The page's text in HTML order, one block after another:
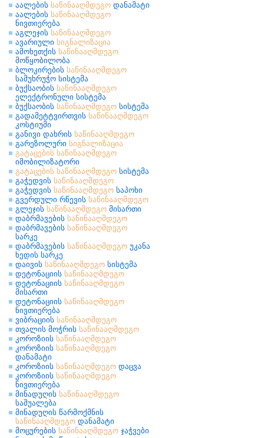
აალების საწინააღმდეგო დანამატი
აალების საწინააღმდეგო
ნივთიერება
აგლეჯის საწინააღმდეგო
ავარიული სიგნალიზაცია
ამოხეთქის საწინააღმდეგო
მოწყობილობა
ბლოკირების საწინააღმდეგო
სამუხრუჭო სისტემა
ბუქსაობის საწინააღმდეგო
ელექტრონული სისტემა
ბუქსაობის საწინააღმდეგო სისტემა
გადამეტტვირთვის საწინააღმდეგო
კოსტიუმი
განივი დახრის საწინააღმდეგო
გარეზოლური სიგნალიზაცია
გატაცების საწინააღმდეგო
იმობილიზატორი
გატაცების საწინააღმდეგო სისტემა
გაჭედვის საწინააღმდეგო
გაჭედვის საწინააღმდეგო საპოხი
გვერდული რწევის საწინააღმდეგო
გლეჯის საწინააღმდეგო მისართი
დაბრმავების საწინააღმდეგო
დაბრმავების საწინააღმდეგო
სარკე
დაბრმავების საწინააღმდეგო უკანა
ხედის სარკე
დაივის საწინააღმდეგო სისტემა
დეტონაციის საწინააღმდეგო
დეტონაციის საწინააღმდეგო
მისართი
დეტონაციის საწინააღმდეგო
ნივთიერება
ვიბრაციის საწინააღმდეგო
თვალის მოჭრის საწინააღმდეგო
კოროზიის საწინააღმდეგო
კოროზიის საწინააღმდეგო
დანამატი
კოროზიის საწინააღმდეგო დაცვა
კოროზიის საწინააღმდეგო
ნივთიერება
მინადუღის საწინააღმდეგო
საშუალება
მინადუღის წარმოქმნის
საწინააღმდეგო დანამატი
მოცურების საწინააღმდეგო ჯაჭვები